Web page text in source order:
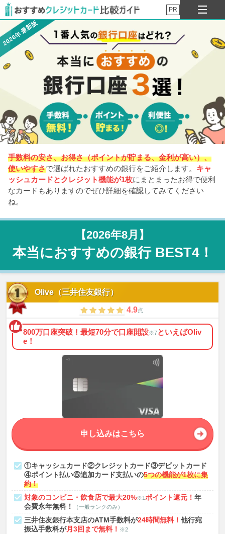
PR
2026年 最新版
手数料の安さ、お得さ（ポイントが貯まる、金利が高い）、
使いやすさで選ばれたおすすめの銀行をご紹介します。 キャ
ッシュカードとクレジット機能が1枚にまとまったお得で便利
なカードもありますのでぜひ詳細を確認してみてください
ね。
【2026年8月】
本当におすすめの銀行 BEST4！
Olive（三井住友銀行）
4.9点
800万口座突破！最短70分で口座開設※7といえばOliv
e！
①キャッシュカード②クレジットカード③デビットカード
④ポイント払い⑤追加カード支払いの5つの機能が1枚に集
約！
対象のコンビニ・飲食店で最大20%※1 ポイント還元！年
会費永年無料！
（一般ランクのみ）
三井住友銀行本支店のATM手数料が24時間無料！他行宛
振込手数料が月3回まで無料！ ※2
申し込みはこちら